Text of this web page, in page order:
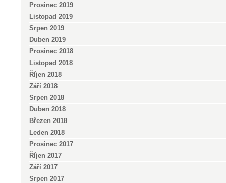
Prosinec 2019
Listopad 2019
Srpen 2019
Duben 2019
Prosinec 2018
Listopad 2018
Říjen 2018
Září 2018
Srpen 2018
Duben 2018
Březen 2018
Leden 2018
Prosinec 2017
Říjen 2017
Září 2017
Srpen 2017